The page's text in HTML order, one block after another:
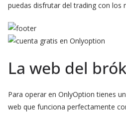
puedas disfrutar del trading con los
La web del
Para operar en OnlyOption tienes
web que funciona perfectamente